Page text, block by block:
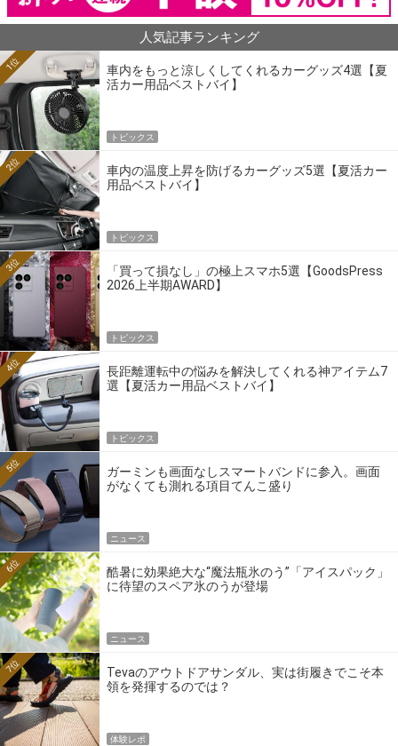
人気記事ランキング
車内をもっと涼しくしてくれるカーグッズ4選【夏
活カー用品ベストバイ】
1位
トピックス
車内の温度上昇を防げるカーグッズ5選【夏活カー
用品ベストバイ】
2位
トピックス
「買って損なし」の極上スマホ5選【GoodsPress
2026上半期AWARD】
3位
トピックス
長距離運転中の悩みを解決してくれる神アイテム7
選【夏活カー用品ベストバイ】
4位
トピックス
ガーミンも画面なしスマートバンドに参入。画面
がなくても測れる項目てんこ盛り
5位
ニュース
酷暑に効果絶大な“魔法瓶氷のう”「アイスパック」
に待望のスペア氷のうが登場
6位
ニュース
Tevaのアウトドアサンダル、実は街履きでこそ本
領を発揮するのでは？
7位
体験レポ